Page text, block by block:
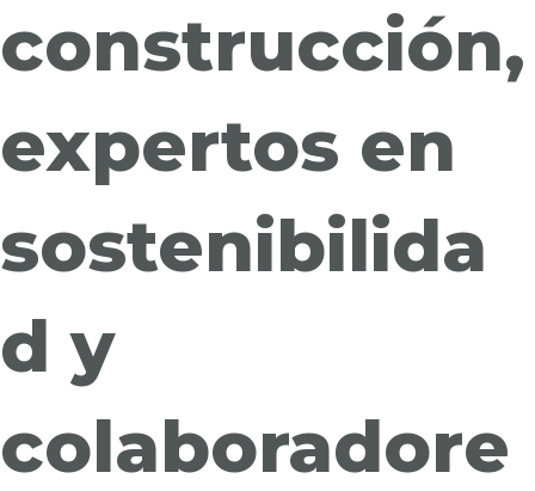
construcción,
expertos en
sostenibilida
d y
colaboradore